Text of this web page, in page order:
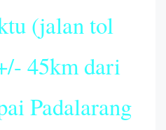
(jalan tol
45km dari
Padalarang